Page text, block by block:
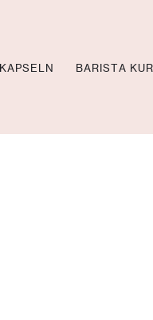
KAPSELN BARISTA